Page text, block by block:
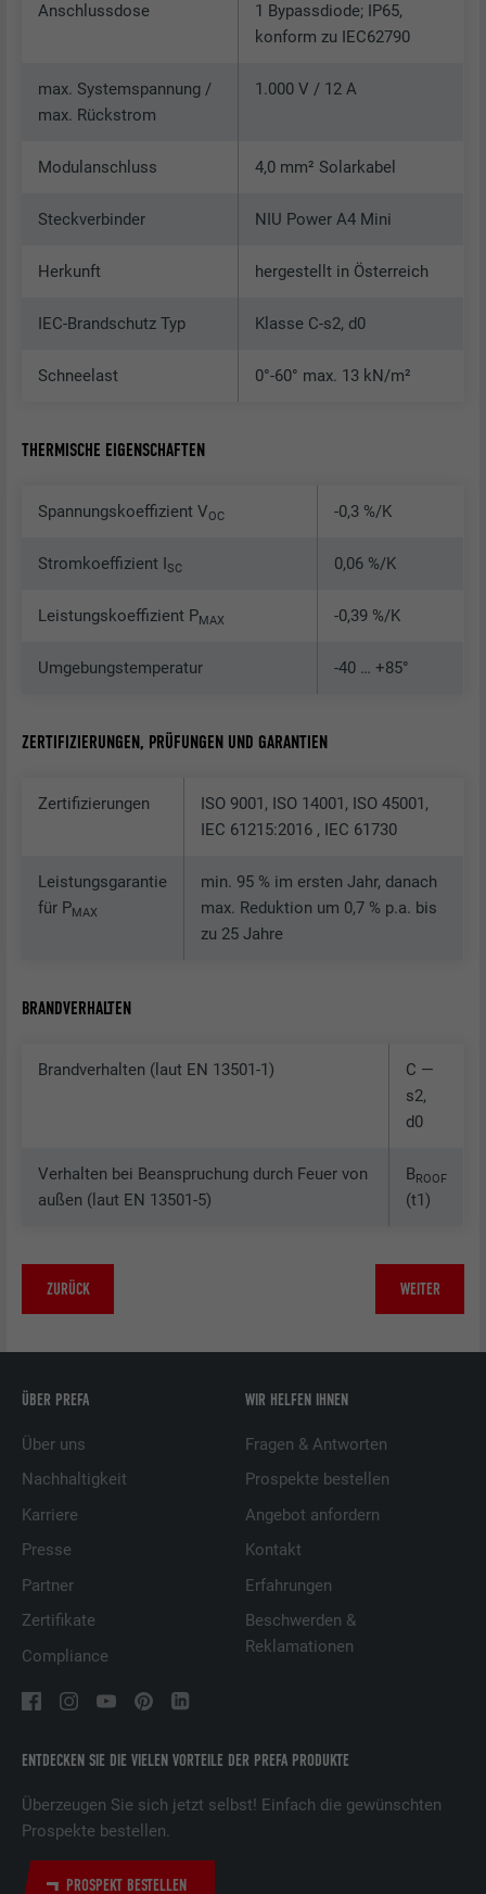
Anschlussdose
1 Bypassdiode; IP65,
konform zu IEC62790
max. Systemspannung /
max. Rückstrom
1.000 V / 12 A
Modulanschluss 4,0 mm² Solarkabel
Steckverbinder NIU Power A4 Mini
Herkunft hergestellt in Österreich
IEC-Brandschutz Typ Klasse C-s2, d0
Schneelast 0°-60° max. 13 kN/m²
THERMISCHE EIGENSCHAFTEN
Spannungskoeffizient VOC -0,3 %/K
Stromkoeffizient ISC 0,06 %/K
Leistungskoeffizient PMAX -0,39 %/K
Umgebungstemperatur -40 … +85°
ZERTIFIZIERUNGEN, PRÜFUNGEN UND GARANTIEN
Zertifizierungen
ISO 9001, ISO 14001, ISO 45001,
IEC 61215:2016 , IEC 61730
Leistungsgarantie
für PMAX
min. 95 % im ersten Jahr, danach
max. Reduktion um 0,7 % p.a. bis
zu 25 Jahre
BRANDVERHALTEN
Brandverhalten (laut EN 13501-1)
C —
s2,
d0
Verhalten bei Beanspruchung durch Feuer von
außen (laut EN 13501-5)
BROOF
(t1)
ZURÜCK WEITER
ENTDECKEN SIE DIE VIELEN VORTEILE DER PREFA PRODUKTE
Überzeugen Sie sich jetzt selbst! Einfach die gewünschten
Prospekte bestellen.
PROSPEKT BESTELLEN
ÜBER PREFA
Über uns
Nachhaltigkeit
Karriere
Presse
Partner
Zertifikate
Compliance
WIR HELFEN IHNEN
Fragen & Antworten
Prospekte bestellen
Angebot anfordern
Kontakt
Erfahrungen
Beschwerden &
Reklamationen